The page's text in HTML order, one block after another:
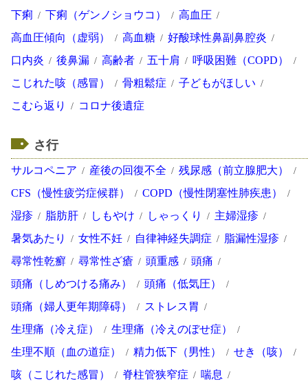
下痢 下痢（ゲンノショウコ）
高血圧
高血圧傾向（虚弱）
高血糖
好酸球性鼻副鼻腔炎
口内炎
後鼻漏 高齢者 五十肩
呼吸困難（COPD）
こじれた咳（感冒）
骨粗鬆症
子どもがほしい
こむら返り
コロナ後遺症
さ行
サルコペニア 産後の回復不全
残尿感（前立腺肥大）
CFS（慢性疲労症候群）
COPD（慢性閉塞性肺疾患）
湿疹
脂肪肝 しもやけ しゃっくり
主婦湿疹
暑気あたり
女性不妊 自律神経失調症
脂漏性湿疹
尋常性乾癬
尋常性ざ瘡 頭重感
頭痛
頭痛（しめつける痛み）
頭痛（低気圧）
頭痛（婦人更年期障碍）
ストレス胃
生理痛（冷え症）
生理痛（冷えのぼせ症）
生理不順（血の道症）
精力低下（男性）
せき（咳）
咳（こじれた感冒）
脊柱管狭窄症
喘息